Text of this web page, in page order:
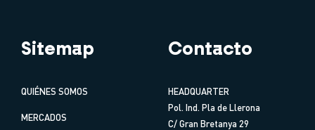
Sitemap
QUIÉNES SOMOS
MERCADOS
Contacto
HEADQUARTER
Pol. Ind. Pla de Llerona
C/ Gran Bretanya 29